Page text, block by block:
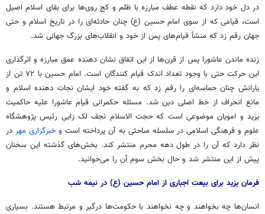
در دل خود دارد که نقطه عطف مبارزه با ظلم و کج روی‌ها برای بقای اسلام اصیل
است، قیامی که از سوی امام حسین (ع) چنان حادثه‌ای را در تاریخ اسلام و حتی
جهان رقم زد که منشأ قیام‌های پس از خود و انقلاب‌های بزرگ جهانی شد.
زنده ماندن عاشورا پس از قرن‌ها از این اتفاق نشان دهنده عمق مبارزه و اثرگذاری
این حرکت حتی با وجود تعداد اندک قیام کنندگان است. امام حسین با ۷۲ تن از
یارانش چنان حماسه‌ای را رقم زد که به گفته خود ایشان نجات دهنده اسلام و
مانع انحراف از خط اصلی دین شد. مسئله حکمرانی قیام عاشورا علیه حاکمیت
یزید و امویان موضوعی است که حجت الاسلام نجف لکزایی رئیس پژوهشگاه
علوم و فرهنگی اسلامی در سلسله مباحثی به آن پرداخته است وخبرگزاری مهر در
نظر دارد که آن را در طول دهه محرم منتشر کند. بخش‌های گذشته این سخنان
پیش از این منتشر شد و حال بخش سوم آن را می‌خوانید.
فرمان یزید برای بیعت اجباری از امام حسین (ع) در نیمه شب
انسان‌ها چه بخواهند و چه نخواهند با حکومت‌ها درگیر و مرتبط هستند. بسیاری